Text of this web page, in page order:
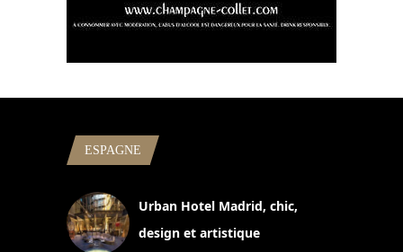
ESPAGNE
Urban Hotel Madrid, chic,
design et artistique